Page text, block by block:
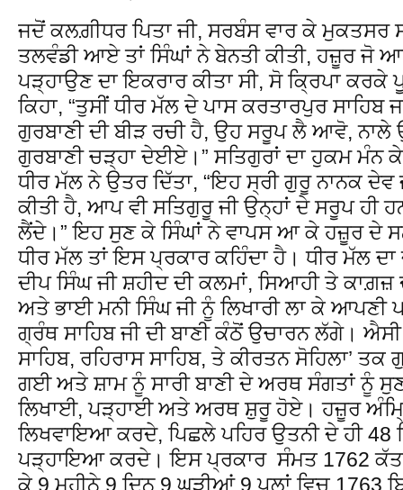
ਜਦੋਂ ਕਲਗ਼ੀਧਰ ਪਿਤਾ ਜੀ, ਸਰਬੰਸ ਵਾਰ ਕੇ ਮੁਕਤਸਰ
ਤਲਵੰਡੀ ਆਏ ਤਾਂ ਸਿੰਘਾਂ ਨੇ ਬੇਨਤੀ ਕੀਤੀ, ਹਜ਼ੂਰ ਜੋ
ਪੜ੍ਹਾਉਣ ਦਾ ਇਕਰਾਰ ਕੀਤਾ ਸੀ, ਸੋ ਕ੍ਰਿਪਾ ਕਰਕੇ
ਕਿਹਾ, “ਤੁਸੀਂ ਧੀਰ ਮੱਲ ਦੇ ਪਾਸ ਕਰਤਾਰਪੁਰ ਸਾਹਿਬ
ਗੁਰਬਾਣੀ ਦੀ ਬੀੜ ਰਚੀ ਹੈ, ਉਹ ਸਰੂਪ ਲੈ ਆਵੋ, ਨਾਲੇ
ਗੁਰਬਾਣੀ ਚੜ੍ਹਾ ਦੇਈਏ।” ਸਤਿਗੁਰਾਂ ਦਾ ਹੁਕਮ ਮੰਨ
ਧੀਰ ਮੱਲ ਨੇ ਉਤਰ ਦਿੱਤਾ, “ਇਹ ਸ੍ਰੀ ਗੁਰੂ ਨਾਨਕ
ਕੀਤੀ ਹੈ, ਆਪ ਵੀ ਸਤਿਗੁਰੂ ਜੀ ਉਨ੍ਹਾਂ ਦੇ ਸਰੂਪ ਹੀ
ਲੈਂਦੇ।” ਇਹ ਸੁਣ ਕੇ ਸਿੰਘਾਂ ਨੇ ਵਾਪਸ ਆ ਕੇ ਹਜ਼ੂਰ ਦੇ
ਧੀਰ ਮੱਲ ਤਾਂ ਇਸ ਪ੍ਰਕਾਰ ਕਹਿੰਦਾ ਹੈ। ਧੀਰ ਮੱਲ
ਦੀਪ ਸਿੰਘ ਜੀ ਸ਼ਹੀਦ ਦੀ ਕਲਮਾਂ, ਸਿਆਹੀ ਤੇ
ਅਤੇ ਭਾਈ ਮਨੀ ਸਿੰਘ ਜੀ ਨੂੰ ਲਿਖਾਰੀ ਲਾ ਕੇ ਆਪਣੀ
ਗ੍ਰੰਥ ਸਾਹਿਬ ਜੀ ਦੀ ਬਾਣੀ ਕੰਠੋਂ ਉਚਾਰਨ ਲੱਗੇ।
ਸਾਹਿਬ, ਰਹਿਰਾਸ ਸਾਹਿਬ, ਤੇ ਕੀਰਤਨ ਸੋਹਿਲਾ’ ਤਕ
ਗਈ ਅਤੇ ਸ਼ਾਮ ਨੂੰ ਸਾਰੀ ਬਾਣੀ ਦੇ ਅਰਥ ਸੰਗਤਾਂ ਨੂੰ
ਲਿਖਾਈ, ਪੜ੍ਹਾਈ ਅਤੇ ਅਰਥ ਸ਼ੁਰੂ ਹੋਏ। ਹਜ਼ੂਰ
ਲਿਖਵਾਇਆ ਕਰਦੇ, ਪਿਛਲੇ ਪਹਿਰ ਉਤਨੀ ਦੇ ਹੀ
ਪੜ੍ਹਾਇਆ ਕਰਦੇ। ਇਸ ਪ੍ਰਕਾਰ ਸੰਮਤ 1762
ਕੇ 9 ਮਹੀਨੇ 9 ਦਿਨ 9 ਘੜੀਆਂ 9 ਪਲਾਂ ਵਿਚ 1763